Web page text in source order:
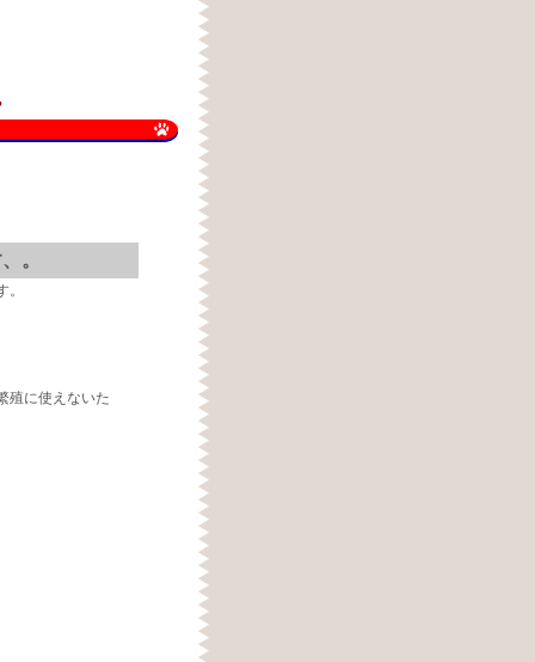
。
殖に使えないた